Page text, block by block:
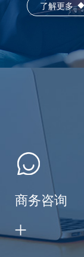
了解更多
商务咨询